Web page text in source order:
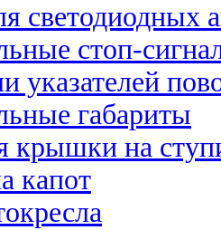
светодиодных
стоп-
указателей
габариты
крышки на
капот